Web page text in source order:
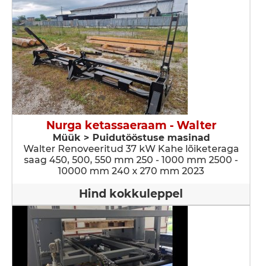
Nurga ketassaeraam - Walter
Müük > Puidutööstuse masinad
Walter Renoveeritud 37 kW Kahe lõiketeraga
saag 450, 500, 550 mm 250 - 1000 mm 2500 -
10000 mm 240 x 270 mm 2023
Hind kokkuleppel